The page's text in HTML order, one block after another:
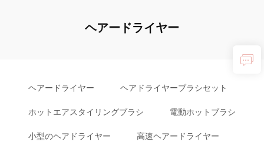
ヘアードライヤー
ヘアードライヤー ヘアドライヤーブラシセット
ホットエアスタイリングブラシ 電動ホットブラシ
小型のヘアドライヤー 高速ヘアードライヤー